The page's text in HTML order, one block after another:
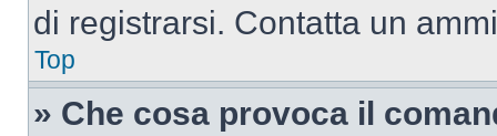
di registrarsi. Contatta un
Top
» Che cosa provoca il